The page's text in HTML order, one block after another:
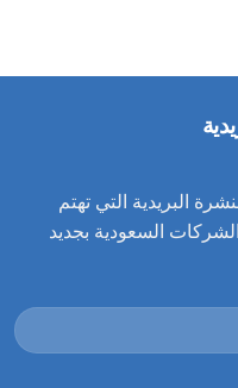
البريدية التي تهتم
السعودية بجديد